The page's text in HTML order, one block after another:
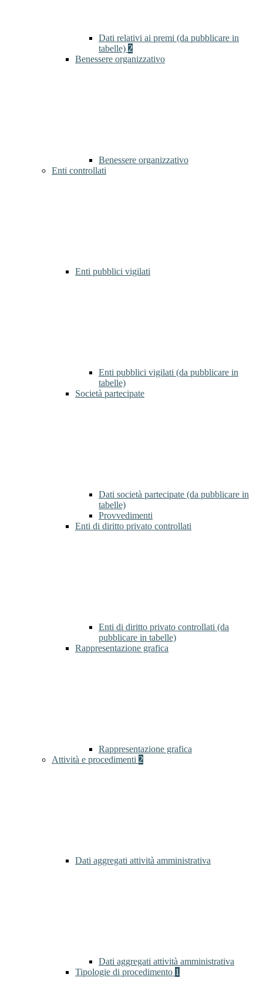
Dati relativi ai premi (da pubblicare in
tabelle) 2
Benessere organizzativo
Benessere organizzativo
Enti controllati
Enti pubblici vigilati
Enti pubblici vigilati (da pubblicare in
tabelle)
Società partecipate
Dati società partecipate (da pubblicare in
tabelle)
Provvedimenti
Enti di diritto privato controllati
Enti di diritto privato controllati (da
pubblicare in tabelle)
Rappresentazione grafica
Rappresentazione grafica
Attività e procedimenti 2
Dati aggregati attività amministrativa
Dati aggregati attività amministrativa
Tipologie di procedimento 1